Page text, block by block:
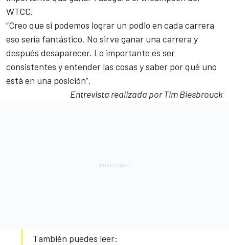
WTCC.
“Creo que si podemos lograr un podio en cada carrera
eso sería fantástico. No sirve ganar una carrera y
después desaparecer. Lo importante es ser
consistentes y entender las cosas y saber por qué uno
está en una posición”.
Entrevista realizada por Tim Biesbrouck
También puedes leer: